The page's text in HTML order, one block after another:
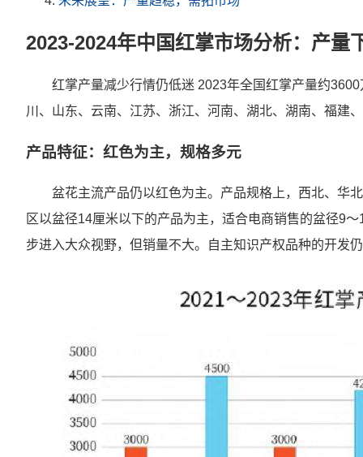
2023-2024年中国红掌市场分析：产量
红掌产量减少行情仍低迷 2023年全国红掌产量约
川、山东、云南、江苏、浙江、河南、湖北、湖南、福建
产品特征：红色为主，规格多元
盆花主流产品仍以红色为主。产品规格上，西北、华
区以盆径14厘米以下的产品为主，适合电商销售的盆径9
步进入大众视野，但销量不大。自主知识产权品种的开发